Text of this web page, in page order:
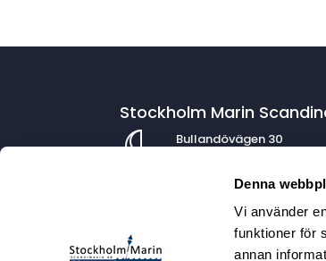
Denna
Vi använder
funktioner för
annan
Stockholm Marin
Bullandövägen 30
Kontaktuppgifter